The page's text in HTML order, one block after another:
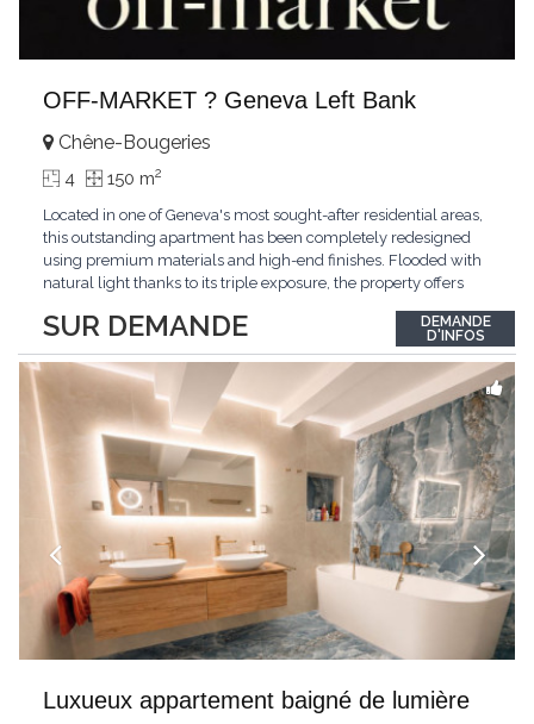
OFF-MARKET ? Geneva Left Bank
SUR DEMANDE
Chêne-Bougeries
4 150 m2
Located in one of Geneva's most sought-after residential areas,
this outstanding apartment has been completely redesigned
using premium materials and high-end finishes. Flooded with
natural light thanks to its triple exposure, the property offers
master suite, elegant reception areas, and a spacious terrace
overlooking a peaceful and green...
DEMANDE
D'INFOS
Luxueux appartement baigné de lumière